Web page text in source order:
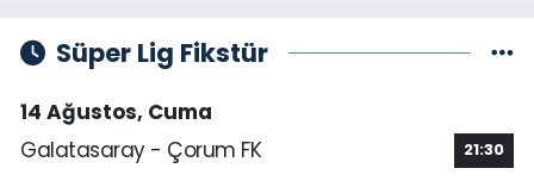
Süper Lig Fikstür
14 Ağustos, Cuma
Galatasaray - Çorum FK
21:30